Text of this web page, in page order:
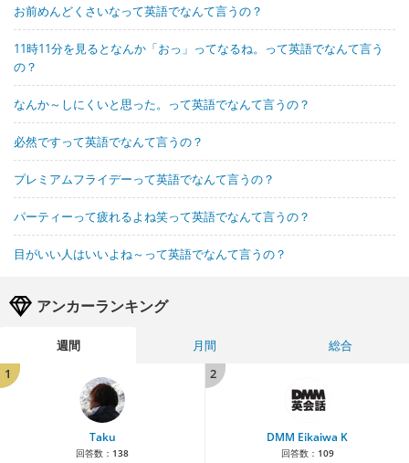
お前めんどくさいなって英語でなんて言うの？
11時11分を見るとなんか「おっ」ってなるね。って英語でなんて言う
の？
なんか～しにくいと思った。って英語でなんて言うの？
必然ですって英語でなんて言うの？
プレミアムフライデーって英語でなんて言うの？
パーティーって疲れるよね笑って英語でなんて言うの？
目がいい人はいいよね～って英語でなんて言うの？
アンカーランキング
週間 月間
総合
1
Taku
回答数： 138
2
DMM Eikaiwa K
回答数： 109